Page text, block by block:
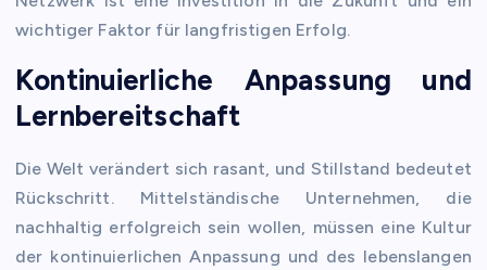
wichtiger Faktor für langfristigen Erfolg.
Kontinuierliche Anpassung und
Lernbereitschaft
Die Welt verändert sich rasant, und Stillstand bedeutet
Rückschritt. Mittelständische Unternehmen, die
nachhaltig erfolgreich sein wollen, müssen eine Kultur
der kontinuierlichen Anpassung und des lebenslangen